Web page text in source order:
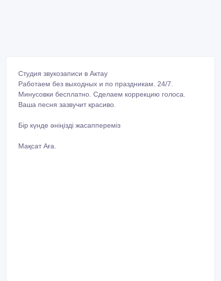
Студия звукозаписи в Актау
Работаем без выходных и по праздникам. 24/7.
Минусовки бесплатно. Сделаем коррекцию голоса.
Ваша песня зазвучит красиво.
Бір күнде әніңізді жасаппереміз
Мақсат Аға.